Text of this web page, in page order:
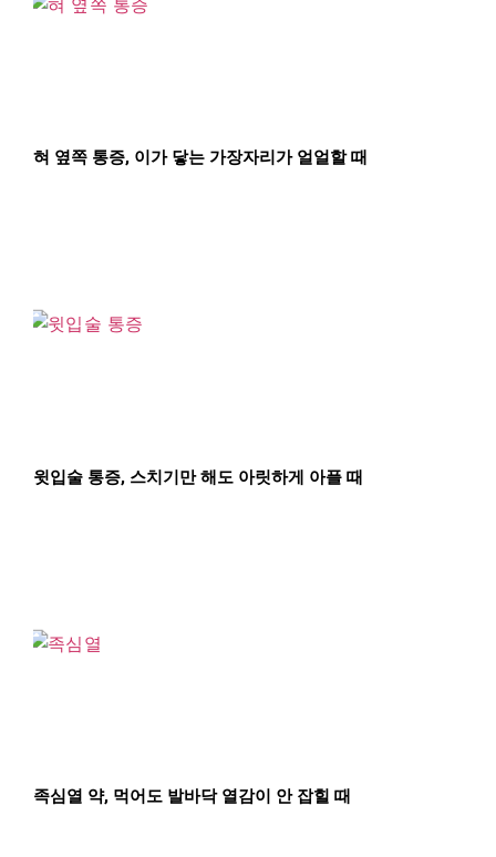
혀 옆쪽 통증, 이가 닿는 가장자리가 얼얼할 때
윗입술 통증, 스치기만 해도 아릿하게 아플 때
족심열 약, 먹어도 발바닥 열감이 안 잡힐 때